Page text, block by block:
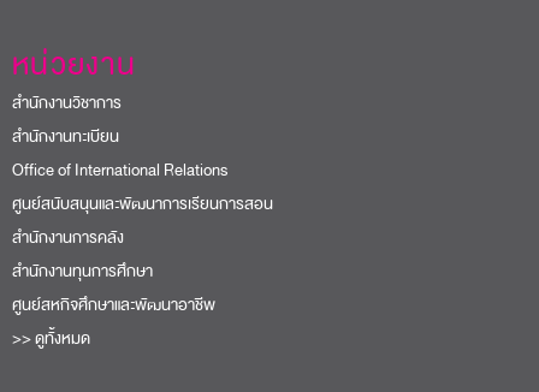
หน่วยงาน
สำนักงานวิชาการ
สำนักงานทะเบียน
Office of International Relations
ศูนย์สนับสนุนและพัฒนาการเรียนการสอน
สำนักงานการคลัง
สำนักงานทุนการศึกษา
ศูนย์สหกิจศึกษาและพัฒนาอาชีพ
>> ดูทั้งหมด